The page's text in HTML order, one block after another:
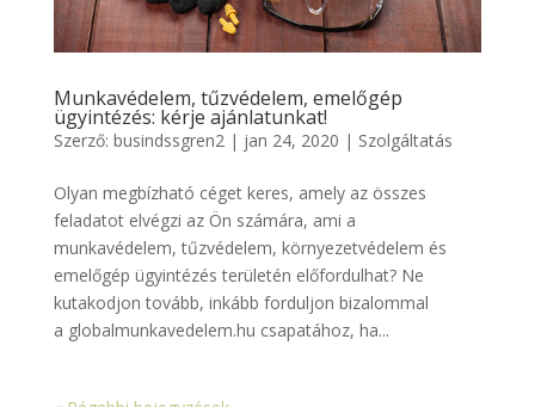
Munkavédelem, tűzvédelem, emelőgép
ügyintézés: kérje ajánlatunkat!
Szerző: busindssgren2| jan 24, 2020 | Szolgáltatás
Olyan megbízható céget keres, amely az összes
feladatot elvégzi az Ön számára, ami a
munkavédelem, tűzvédelem, környezetvédelem és
emelőgép ügyintézés területén előfordulhat? Ne
kutakodjon tovább, inkább forduljon bizalommal
a globalmunkavedelem.hu csapatához, ha...